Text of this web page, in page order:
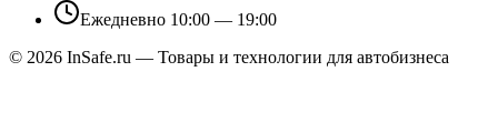
Ежедневно 10:00 — 19:00
© 2026 InSafe.ru — Товары и технологии для автобизнеса